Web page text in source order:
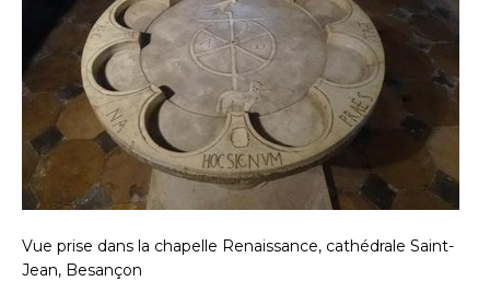
Vue prise dans la chapelle Renaissance, cathédrale Saint-
Jean, Besançon